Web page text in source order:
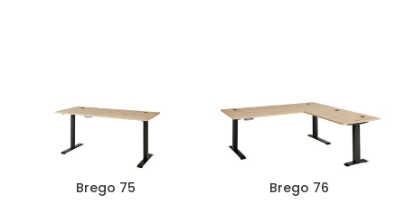
Brego 75 Brego 76